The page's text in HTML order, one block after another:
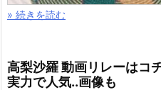
» 続きを読む
高梨沙羅 動画リレーはコ
実力で人気..画像も